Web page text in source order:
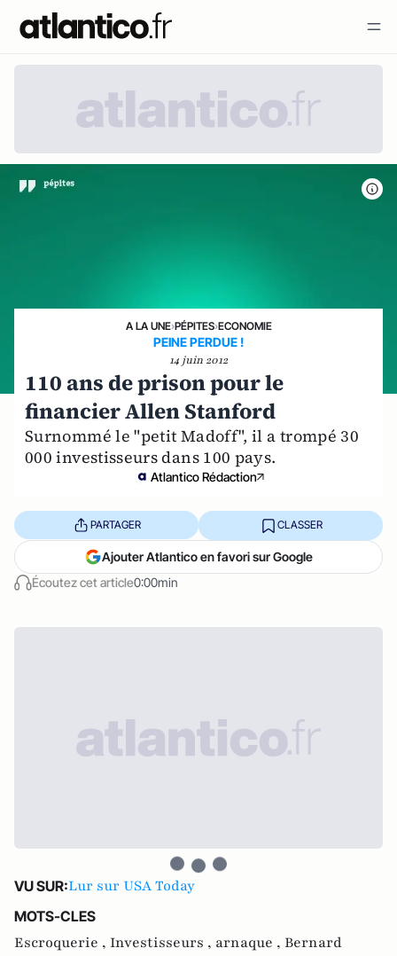
A LA UNE›PÉPITES›ECONOMIE
PEINE PERDUE !
14 juin 2012
110 ans de prison pour le
financier Allen Stanford
Surnommé le "petit Madoff", il a trompé 30
000 investisseurs dans 100 pays.
Atlantico Rédaction
Écoutez cet article0:00min
PARTAGER CLASSER
Ajouter Atlantico en favori sur Google
VU SUR:Lur sur USA Today
MOTS-CLES
Escroquerie , Investisseurs , arnaque , Bernard